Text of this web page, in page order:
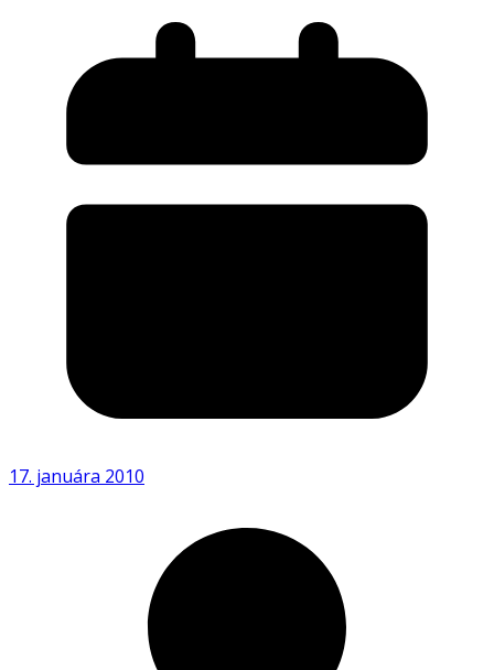
17. januára 2010